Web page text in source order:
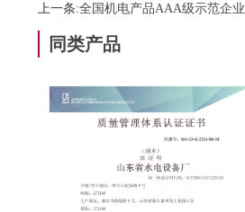
上一条:全国机电产品AAA级示范企业
同类产品